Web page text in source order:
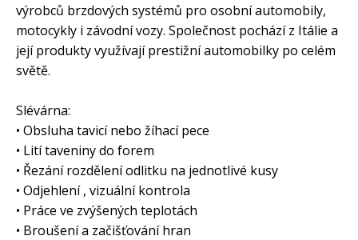
výrobců brzdových systémů pro osobní automobily,
motocykly i závodní vozy. Společnost pochází z Itálie a
její produkty využívají prestižní automobilky po celém
světě.
Slévárna:
• Obsluha tavicí nebo žíhací pece
• Lití taveniny do forem
• Řezání rozdělení odlitku na jednotlivé kusy
• Odjehlení , vizuální kontrola
• Práce ve zvýšených teplotách
• Broušení a začišťování hran